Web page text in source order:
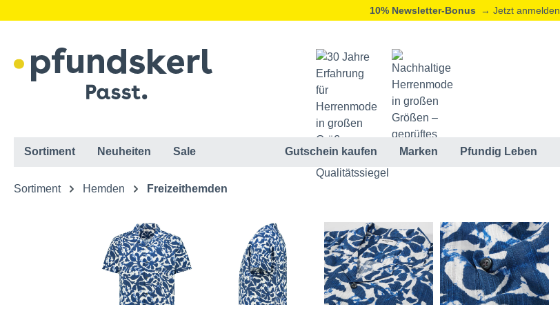
10% Newsletter-Bonus → Jetzt anmelden
Sortiment Neuheiten Sale Gutschein kaufen Marken Pfundig Leben
Sortiment Hemden Freizeithemden